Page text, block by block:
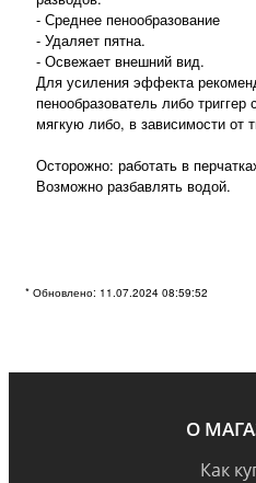
- Среднее пенообразование
- Удаляет пятна.
- Освежает внешний вид.
Для усиления эффекта
пенообразователь либо
мягкую либо, в зависимости от
Осторожно: работать в
Возможно разбавлять водой.
* Обновлено: 11.07.2024 08:59:52
О
Как